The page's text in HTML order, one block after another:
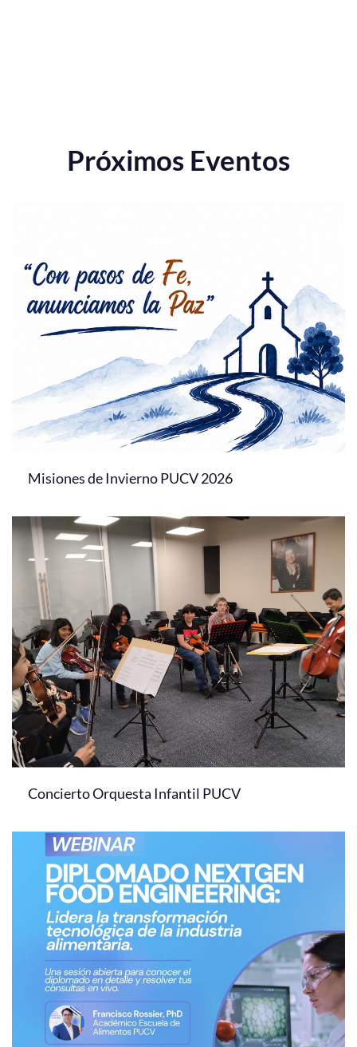
Próximos Eventos
Misiones de Invierno PUCV 2026
Concierto Orquesta Infantil PUCV